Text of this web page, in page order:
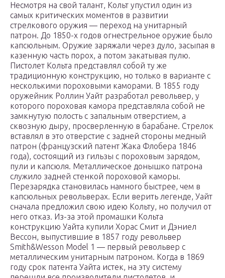
Несмотря на свой талант, Кольт упустил один из
самых критических моментов в развитии
стрелкового оружия — переход на унитарный
патрон. До 1850-х годов огнестрельное оружие было
капсюльным. Оружие заряжали через дуло, засыпая в
казенную часть порох, а потом закатывая пулю.
Пистолет Кольта представлял собой ту же
традиционную конструкцию, но только в варианте с
несколькими пороховыми каморами. В 1855 году
оружейник Роллин Уайт разработал револьвер, у
которого пороховая камора представляла собой не
замкнутую полость с запальным отверстием, а
сквозную дыру, просверленную в барабане. Стрелок
вставлял в это отверстие с задней стороны медный
патрон (французский патент Жака Флобера 1846
года), состоящий из гильзы с пороховым зарядом,
пули и капсюля. Металлическое донышко патрона
служило задней стенкой пороховой каморы.
Перезарядка становилась намного быстрее, чем в
капсюльных револьверах. Если верить легенде, Уайт
сначала предложил свою идею Кольту, но получил от
него отказ. Из-за этой промашки Кольта
конструкцию Уайта купили Хорас Смит и Дэниел
Вессон, выпустившие в 1857 году револьвер
Smith&Wesson Model 1 — первый револьвер с
металлическим унитарным патроном. Когда в 1869
году срок патента Уайта истек, на эту систему